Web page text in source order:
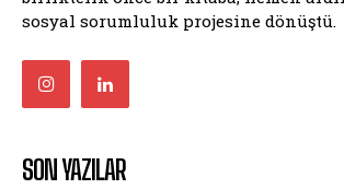
sosyal sorumluluk projesine dönüştü.
SON YAZILAR